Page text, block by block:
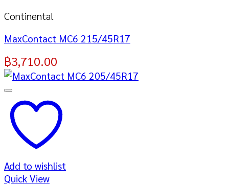
Continental
MaxContact MC6 215/45R17
฿3,710.00
Add to wishlist
Quick View